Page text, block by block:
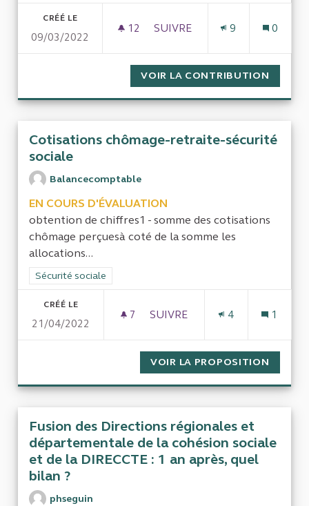
CRÉÉ LE
09/03/2022
12 12 ABONNÉS
SUIVRE
9 0
VOIR LA CONTRIBUTION
Cotisations chômage-retraite-sécurité
sociale
Balancecomptable
EN COURS D'ÉVALUATION
obtention de chiffres1 - somme des cotisations
chômage perçuesà coté de la somme les
allocations...
Filtrer les résultats de la catégorie : Sécurité sociale
Sécurité sociale
CRÉÉ LE
21/04/2022
7 7 ABONNÉS
SUIVRE
4 1
VOIR LA PROPOSITION
Fusion des Directions régionales et
départementale de la cohésion sociale
et de la DIRECCTE : 1 an après, quel
bilan ?
phseguin